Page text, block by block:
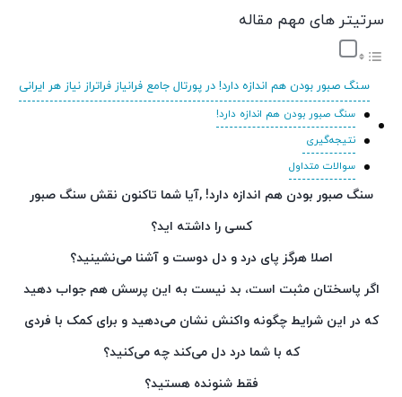
سرتیتر های مهم مقاله
سنگ صبور بودن هم اندازه دارد! در پورتال جامع فرانیاز فراتراز نیاز هر ایرانی
سنگ صبور بودن هم اندازه دارد!
نتیجه‌گیری
سوالات متداول
سنگ صبور بودن هم اندازه دارد! ,آیا شما تاکنون نقش سنگ صبور
کسی را داشته اید؟
اصلا هرگز پای درد و دل دوست و آشنا می‌نشینید؟
اگر پاسختان مثبت است، بد نیست به این پرسش هم جواب دهید
که در این شرایط چگونه واکنش نشان می‌دهید و برای کمک با فردی
که با شما درد دل می‌کند چه می‌کنید؟
فقط شنونده هستید؟